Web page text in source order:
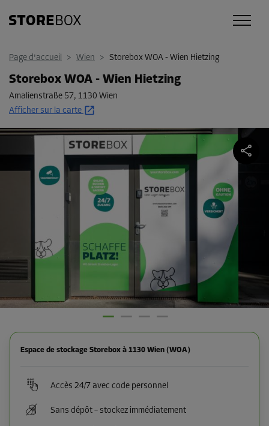
Page d'accueil > Wien > Storebox WOA - Wien Hietzing
Storebox WOA - Wien Hietzing
Amalienstraße 57, 1130 Wien
Afficher sur la carte
Espace de stockage Storebox à 1130 Wien (WOA)
Accès 24/7 avec code personnel
Sans dépôt – stockez immédiatement